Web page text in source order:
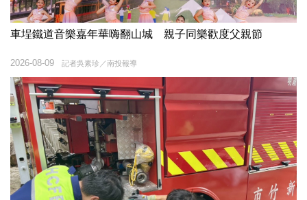
車埕鐵道音樂嘉年華嗨翻山城 親子同樂歡度父親節
記者吳素珍／南投報導
2026-08-09